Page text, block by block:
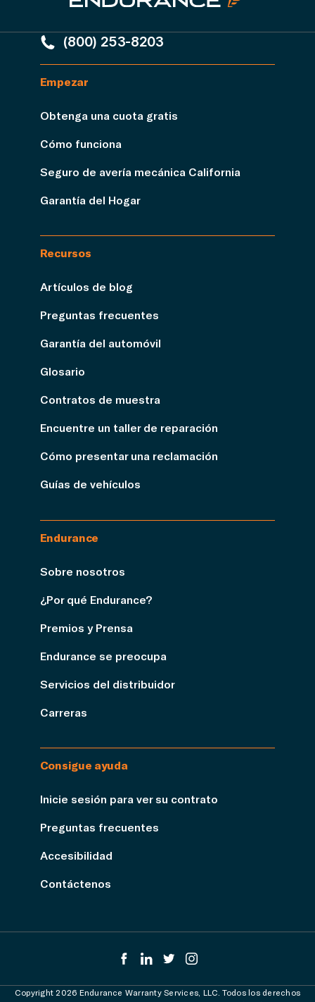
(800) 253-8203
Empezar
Obtenga una cuota gratis
Cómo funciona
Seguro de avería mecánica California
Garantía del Hogar
Recursos
Artículos de blog
Preguntas frecuentes
Garantía del automóvil
Glosario
Contratos de muestra
Encuentre un taller de reparación
Cómo presentar una reclamación
Guías de vehículos
Endurance
Sobre nosotros
¿Por qué Endurance?
Premios y Prensa
Endurance se preocupa
Servicios del distribuidor
Carreras
Consigue ayuda
Inicie sesión para ver su contrato
Preguntas frecuentes
Accesibilidad
Contáctenos
Copyright 2026 Endurance Warranty Services, LLC. Todos los derechos